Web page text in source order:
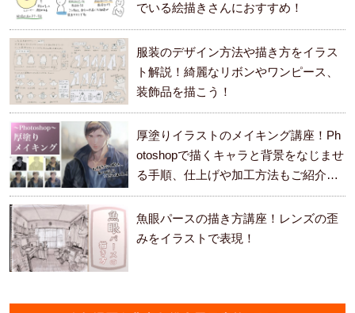
でいる絵描きさんにおすすめ！
服装のデザイン方法や描き方をイラス
ト解説！綺麗なリボンやワンピース、
装飾品を描こう！
厚塗りイラストのメイキング講座！Ph
otoshopで描くキャラと背景をなじませ
る手順、仕上げや加工方法もご紹介し
ます。
魚眼パースの描き方講座！レンズの歪
みをイラストで表現！